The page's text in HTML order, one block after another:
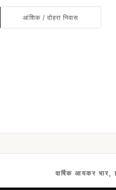
आंशिक / दोहरा निवास
वार्षिक आयकर